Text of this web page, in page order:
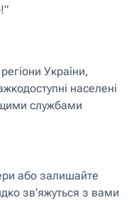
України,
населені
службами
або залишайте
зв’яжуться з вами